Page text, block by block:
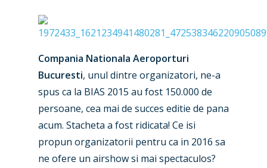
Compania Nationala Aeroporturi
Bucuresti, unul dintre organizatori, ne-a
spus ca la BIAS 2015 au fost 150.000 de
persoane, cea mai de succes editie de pana
acum. Stacheta a fost ridicata! Ce isi
propun organizatorii pentru ca in 2016 sa
ne ofere un airshow si mai spectaculos?